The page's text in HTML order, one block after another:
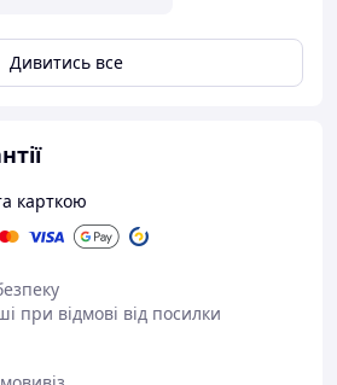
- забезпечує ідеальну піну й
- для точного дозування
грудочок і отримання
напою.
експертів:
через сито перед збиванням -
рівномірну піну та максимально
Дивитись все
карткою
при відмові від посилки